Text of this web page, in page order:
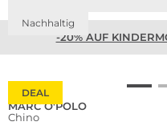
VIBES
-20% AUF
DEAL
Nachhaltig
MARC O'POLO
Chino